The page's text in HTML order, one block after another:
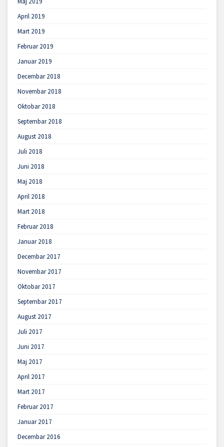
April 2019
Mart 2019
Februar 2019
Januar 2019
Decembar 2018
Novembar 2018
Oktobar 2018
Septembar 2018
August 2018
Juli 2018
Juni 2018
Maj 2018
April 2018
Mart 2018
Februar 2018
Januar 2018
Decembar 2017
Novembar 2017
Oktobar 2017
Septembar 2017
August 2017
Juli 2017
Juni 2017
Maj 2017
April 2017
Mart 2017
Februar 2017
Januar 2017
Decembar 2016